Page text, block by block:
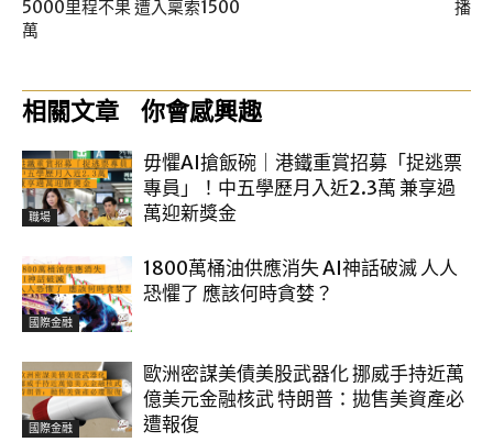
5000里程不果 遭入稟索1500
萬
播
相關文章 你會感興趣
職場
毋懼AI搶飯碗｜港鐵重賞招募「捉逃票
專員」！中五學歷月入近2.3萬 兼享過
萬迎新獎金
國際金融
1800萬桶油供應消失 AI神話破滅 人人
恐懼了 應該何時貪婪？
國際金融
歐洲密謀美債美股武器化 挪威手持近萬
億美元金融核武 特朗普：拋售美資產必
遭報復